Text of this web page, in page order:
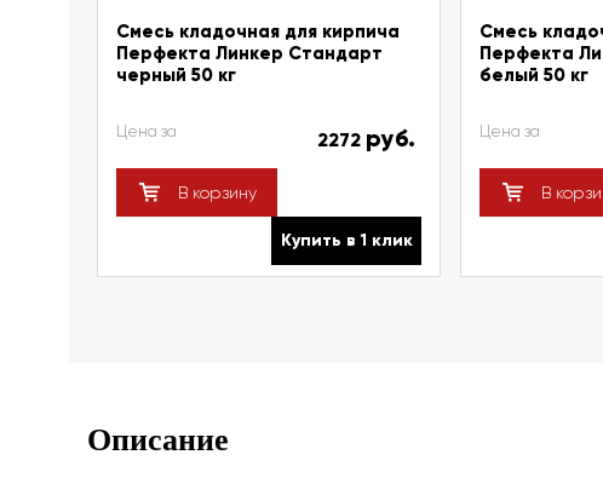
Смесь кладочная для кирпича
Перфекта Линкер Стандарт
черный 50 кг
Цена за 2272 руб.
В корзину
Купить в 1 клик
Смесь
Перфекта
белый 50 кг
Цена за
В
Описание